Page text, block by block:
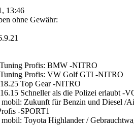
13:46
ohne Gewähr:
Profis: BMW -NITRO
Profis: VW Golf GTI -NITRO
Top Gear -NITRO
Schneller als die Polizei erlaubt -
mobil: Zukunft für Benzin und Diesel /
-SPORT1
mobil: Toyota Highlander /